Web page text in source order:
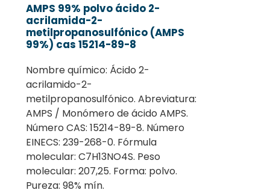
AMPS 99% polvo ácido 2-
acrilamida-2-
metilpropanosulfónico (AMPS
99%) cas 15214-89-8
Nombre químico: Ácido 2-
acrilamido-2-
metilpropanosulfónico. Abreviatura:
AMPS / Monómero de ácido AMPS.
Número CAS: 15214-89-8. Número
EINECS: 239-268-0. Fórmula
molecular: C7H13NO4S. Peso
molecular: 207,25. Forma: polvo.
Pureza: 98% mín.